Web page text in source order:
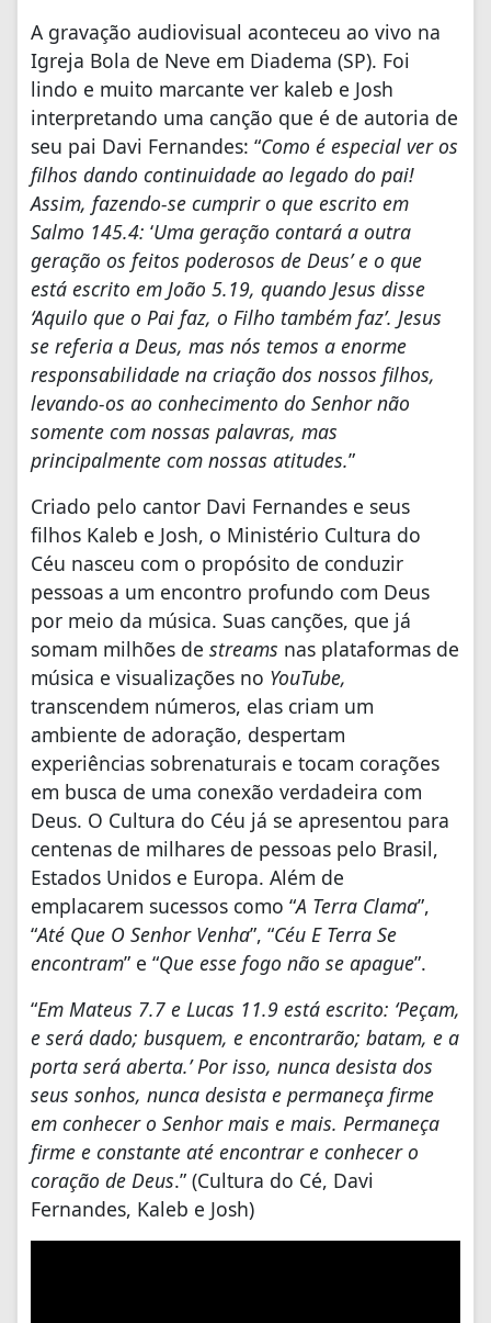
A gravação audiovisual aconteceu ao vivo na
Igreja Bola de Neve em Diadema (SP). Foi
lindo e muito marcante ver kaleb e Josh
interpretando uma canção que é de autoria de
seu pai Davi Fernandes: “Como é especial ver os
filhos dando continuidade ao legado do pai!
Assim, fazendo-se cumprir o que escrito em
Salmo 145.4: ‘Uma geração contará a outra
geração os feitos poderosos de Deus’ e o que
está escrito em João 5.19, quando Jesus disse
‘Aquilo que o Pai faz, o Filho também faz’. Jesus
se referia a Deus, mas nós temos a enorme
responsabilidade na criação dos nossos filhos,
levando-os ao conhecimento do Senhor não
somente com nossas palavras, mas
principalmente com nossas atitudes.”
Criado pelo cantor Davi Fernandes e seus
filhos Kaleb e Josh, o Ministério Cultura do
Céu nasceu com o propósito de conduzir
pessoas a um encontro profundo com Deus
por meio da música. Suas canções, que já
somam milhões de streams nas plataformas de
música e visualizações no YouTube,
transcendem números, elas criam um
ambiente de adoração, despertam
experiências sobrenaturais e tocam corações
em busca de uma conexão verdadeira com
Deus. O Cultura do Céu já se apresentou para
centenas de milhares de pessoas pelo Brasil,
Estados Unidos e Europa. Além de
emplacarem sucessos como “A Terra Clama”,
“Até Que O Senhor Venha”, “Céu E Terra Se
encontram” e “Que esse fogo não se apague”.
“Em Mateus 7.7 e Lucas 11.9 está escrito: ‘Peçam,
e será dado; busquem, e encontrarão; batam, e a
porta será aberta.’ Por isso, nunca desista dos
seus sonhos, nunca desista e permaneça firme
em conhecer o Senhor mais e mais. Permaneça
firme e constante até encontrar e conhecer o
coração de Deus.” (Cultura do Cé, Davi
Fernandes, Kaleb e Josh)